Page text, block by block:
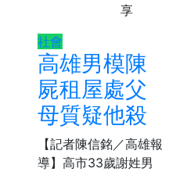
享
社會
高雄男模陳
屍租屋處父
母質疑他殺
【記者陳信銘／高雄報
導】高市33歲謝姓男